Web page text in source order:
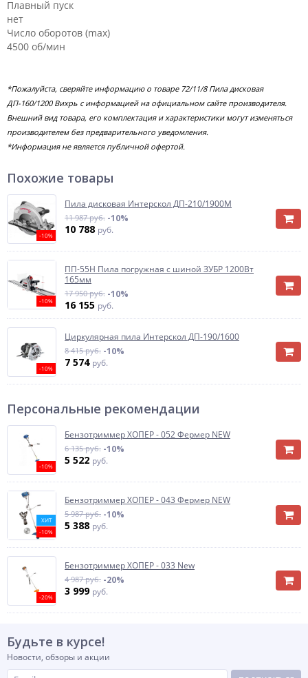
Плавный пуск
нет
Число оборотов (max)
4500 об/мин
*Пожалуйста, сверяйте информацию о товаре 72/11/8 Пила дисковая
ДП-160/1200 Вихрь с информацией на официальном сайте производителя.
Внешний вид товара, его комплектация и характеристики могут изменяться
производителем без предварительного уведомления.
*Информация не является публичной офертой.
Похожие товары
-10%
Пила дисковая Интерскол ДП-210/1900М
11 987 руб. -10%
10 788 руб.
-10%
ПП-55Н Пила погружная с шиной ЗУБР 1200Вт
165мм
17 950 руб. -10%
16 155 руб.
-10%
Циркулярная пила Интерскол ДП-190/1600
8 415 руб. -10%
7 574 руб.
Персональные рекомендации
-10%
Бензотриммер ХОПЕР - 052 Фермер NEW
6 135 руб. -10%
5 522 руб.
ХИТ
-10%
Бензотриммер ХОПЕР - 043 Фермер NEW
5 987 руб. -10%
5 388 руб.
-20%
Бензотриммер ХОПЕР - 033 New
4 987 руб. -20%
3 999 руб.
Будьте в курсе!
Новости, обзоры и акции